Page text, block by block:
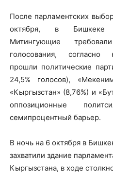
После парламентских
октября, в Бишкеке
Митингующие
голосования,
прошли политические
24,5% голосов),
«Кыргызстан» (8,76%) и
оппозиционные
семипроцентный барьер.
В ночь на 6 октября в
захватили здание
Кыргызстана, в ходе